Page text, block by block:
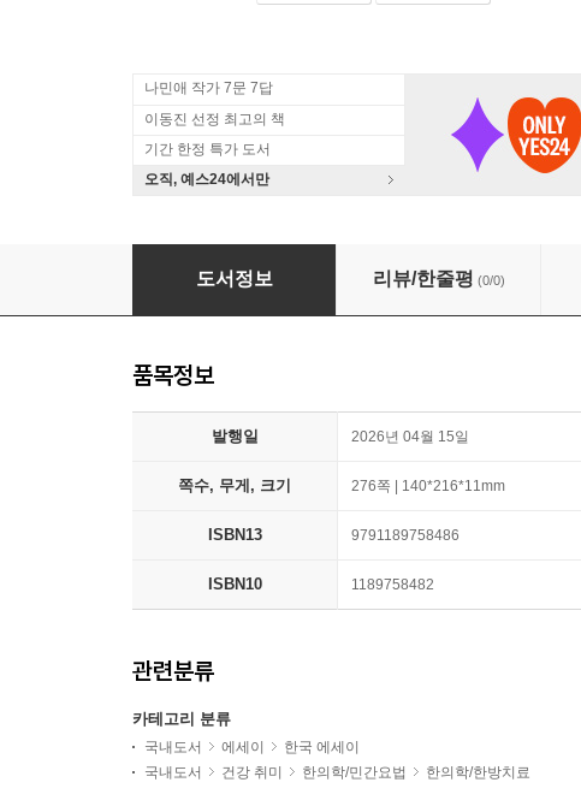
나민애 작가 7문 7답
이동진 선정 최고의 책
기간 한정 특가 도서
오직, 예스24에서만
신비로운 강들
도서정보 리뷰/한줄평 (0/0)
품목정보
발행일 2026년 04월 15일
쪽수, 무게, 크기 276쪽 | 140*216*11mm
ISBN13 9791189758486
ISBN10 1189758482
관련분류
카테고리 분류
국내도서 에세이
한국 에세이
국내도서
건강 취미 한의학/민간요법 한의학/한방치료